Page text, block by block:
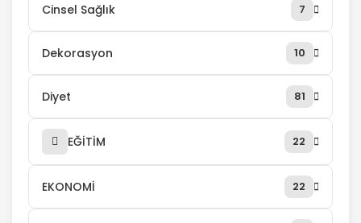
Cinsel Sağlık 7
Dekorasyon 10
Diyet 81
EĞİTİM 22
EKONOMİ 22